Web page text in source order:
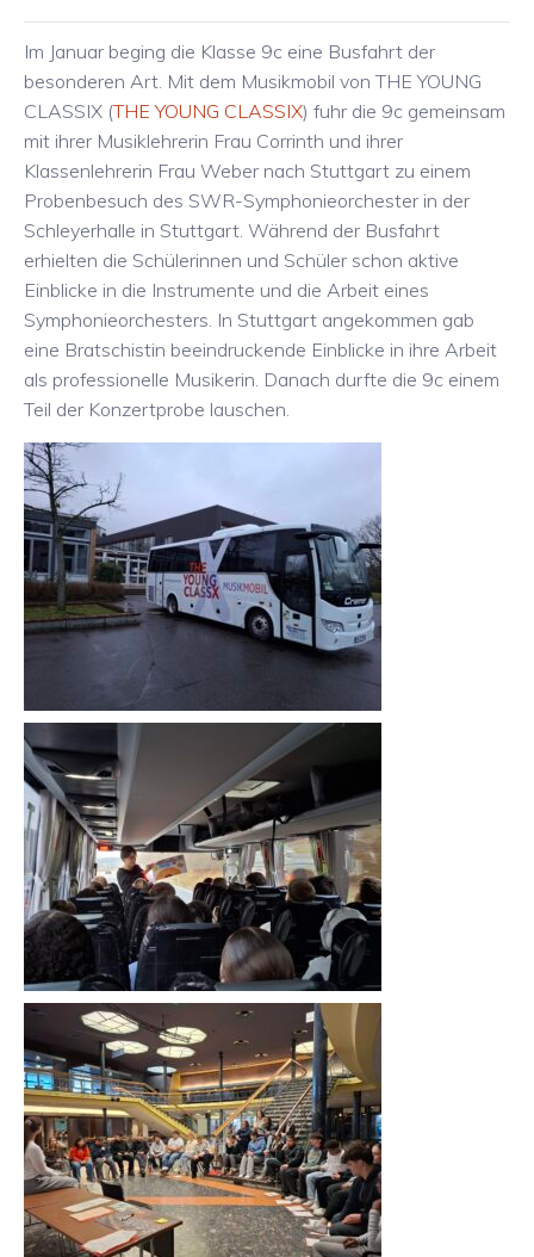
Im Januar beging die Klasse 9c eine Busfahrt der
besonderen Art. Mit dem Musikmobil von THE YOUNG
CLASSIX (THE YOUNG CLASSIX) fuhr die 9c gemeinsam
mit ihrer Musiklehrerin Frau Corrinth und ihrer
Klassenlehrerin Frau Weber nach Stuttgart zu einem
Probenbesuch des SWR-Symphonieorchester in der
Schleyerhalle in Stuttgart. Während der Busfahrt
erhielten die Schülerinnen und Schüler schon aktive
Einblicke in die Instrumente und die Arbeit eines
Symphonieorchesters. In Stuttgart angekommen gab
eine Bratschistin beeindruckende Einblicke in ihre Arbeit
als professionelle Musikerin. Danach durfte die 9c einem
Teil der Konzertprobe lauschen.